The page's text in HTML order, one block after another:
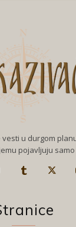
u durgom
pojavljuju